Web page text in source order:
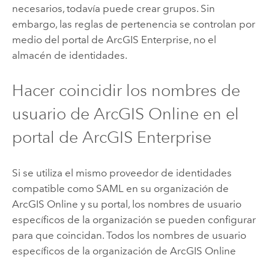
necesarios, todavía puede crear grupos. Sin
embargo, las reglas de pertenencia se controlan por
medio del portal de ArcGIS Enterprise, no el
almacén de identidades.
Hacer coincidir los nombres de
usuario de ArcGIS Online en el
portal de ArcGIS Enterprise
Si se utiliza el mismo proveedor de identidades
compatible como SAML en su organización de
ArcGIS Online y su portal, los nombres de usuario
específicos de la organización se pueden configurar
para que coincidan. Todos los nombres de usuario
específicos de la organización de ArcGIS Online